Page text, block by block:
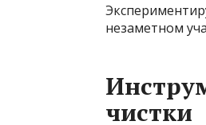
незаметном
чистки